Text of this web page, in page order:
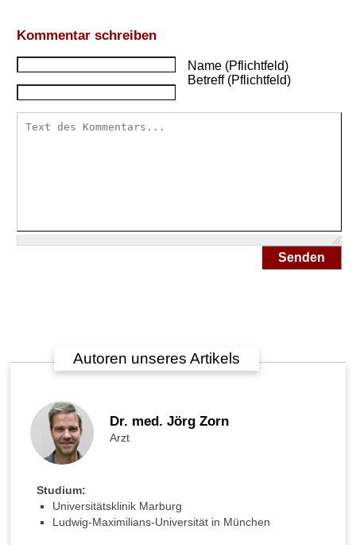
Kommentar schreiben
Name (Pflichtfeld)
Betreff (Pflichtfeld)
Senden
Autoren unseres Artikels
Dr. med. Jörg Zorn
Arzt
Studium:
Universitätsklinik Marburg
Ludwig-Maximilians-Universität in München
Diagnostik
&
Laborwerte
►
Therapieverfahren
►